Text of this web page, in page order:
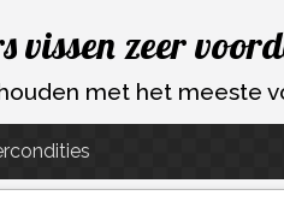
vissen zeer
met het meeste